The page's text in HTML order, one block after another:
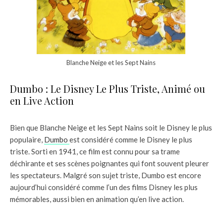
Blanche Neige et les Sept Nains
Dumbo : Le Disney Le Plus Triste, Animé ou
en Live Action
Bien que Blanche Neige et les Sept Nains soit le Disney le plus
populaire, Dumbo est considéré comme le Disney le plus
triste. Sorti en 1941, ce film est connu pour sa trame
déchirante et ses scènes poignantes qui font souvent pleurer
les spectateurs. Malgré son sujet triste, Dumbo est encore
aujourd’hui considéré comme l’un des films Disney les plus
mémorables, aussi bien en animation qu’en live action.